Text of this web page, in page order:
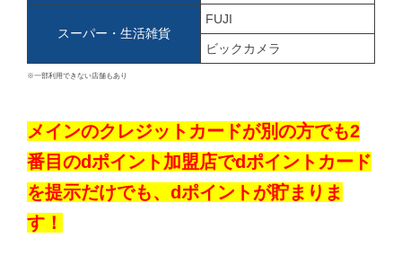
スーパー・生活雑貨
FUJI
ビックカメラ
※一部利用できない店舗もあり
メインのクレジットカードが別の方でも2
番目のdポイント加盟店でdポイントカード
を提示だけでも、dポイントが貯まりま
す！